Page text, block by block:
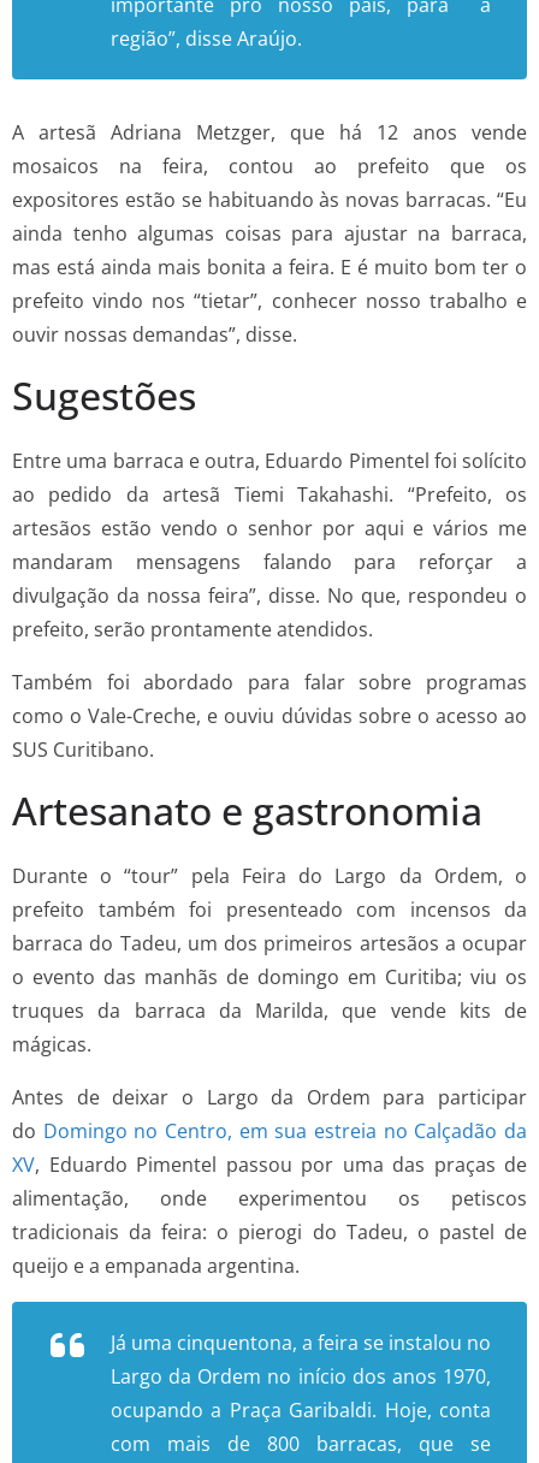
região”, disse Araújo.
A artesã Adriana Metzger, que há 12 anos vende
mosaicos na feira, contou ao prefeito que os
expositores estão se habituando às novas barracas. “Eu
ainda tenho algumas coisas para ajustar na barraca,
mas está ainda mais bonita a feira. E é muito bom ter o
prefeito vindo nos “tietar”, conhecer nosso trabalho e
ouvir nossas demandas”, disse.
Sugestões
Entre uma barraca e outra, Eduardo Pimentel foi solícito
ao pedido da artesã Tiemi Takahashi. “Prefeito, os
artesãos estão vendo o senhor por aqui e vários me
mandaram mensagens falando para reforçar a
divulgação da nossa feira”, disse. No que, respondeu o
prefeito, serão prontamente atendidos.
Também foi abordado para falar sobre programas
como o Vale-Creche, e ouviu dúvidas sobre o acesso ao
SUS Curitibano.
Artesanato e gastronomia
Durante o “tour” pela Feira do Largo da Ordem, o
prefeito também foi presenteado com incensos da
barraca do Tadeu, um dos primeiros artesãos a ocupar
o evento das manhãs de domingo em Curitiba; viu os
truques da barraca da Marilda, que vende kits de
mágicas.
Antes de deixar o Largo da Ordem para participar
do Domingo no Centro, em sua estreia no Calçadão da
XV, Eduardo Pimentel passou por uma das praças de
alimentação, onde experimentou os petiscos
tradicionais da feira: o pierogi do Tadeu, o pastel de
queijo e a empanada argentina.
Já uma cinquentona, a feira se instalou no
Largo da Ordem no início dos anos 1970,
ocupando a Praça Garibaldi. Hoje, conta
com mais de 800 barracas, que se